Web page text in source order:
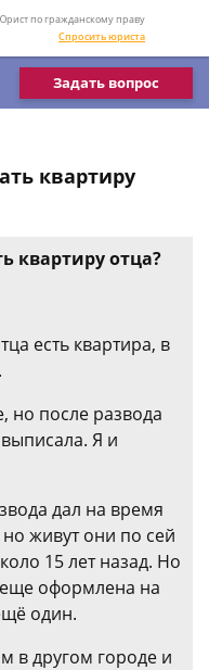
по гражданскому праву
Спросить юриста
Задать вопрос
квартиру
квартиру отца?
есть квартира, в
но после развода
Я и
дал на время
живут они по сей
15 лет назад. Но
оформлена на
один.
в другом городе и